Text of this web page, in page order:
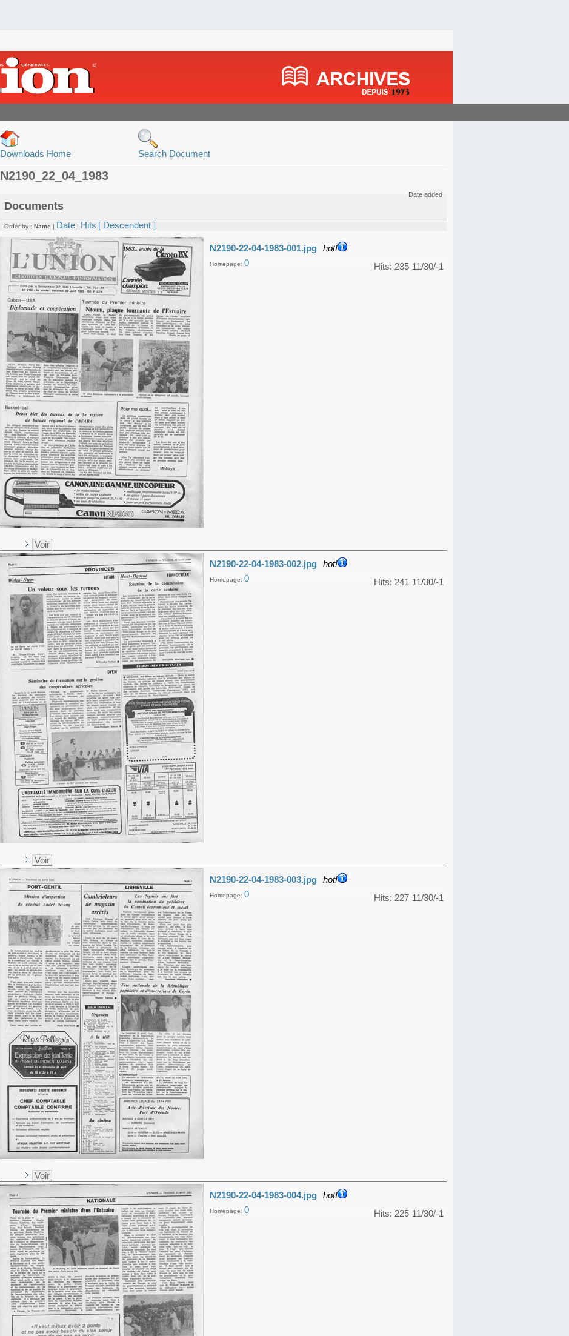
Downloads Home Search Document
N2190_22_04_1983
Documents
Date added
Order by : Name | Date | Hits [ Descendent ]
N2190-22-04-1983-001.jpg hot!
11/30/-1
Hits: 235
Homepage: 0
Voir
N2190-22-04-1983-002.jpg hot!
11/30/-1
Hits: 241
Homepage: 0
Voir
N2190-22-04-1983-003.jpg hot!
11/30/-1
Hits: 227
Homepage: 0
Voir
N2190-22-04-1983-004.jpg hot!
11/30/-1
Hits: 225
Homepage: 0